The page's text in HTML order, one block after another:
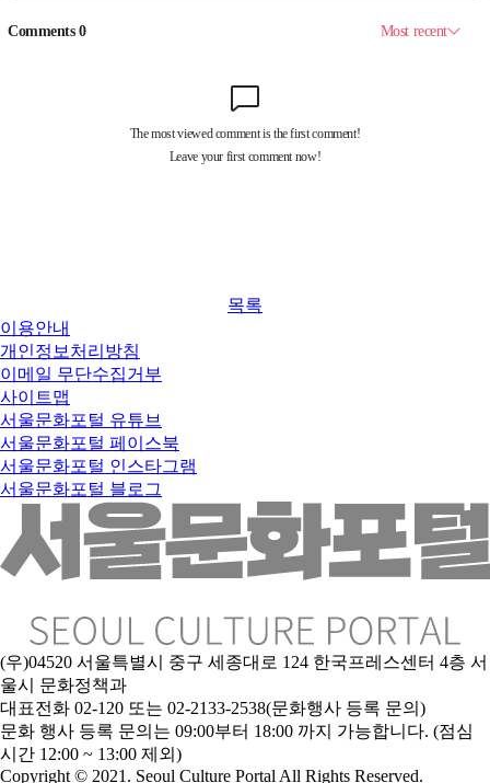
목록
이용안내
개인정보처리방침
이메일 무단수집거부
사이트맵
서울문화포털 유튜브
서울문화포털 페이스북
서울문화포털 인스타그램
서울문화포털 블로그
(우)04520 서울특별시 중구 세종대로 124 한국프레스센터 4층 서
울시 문화정책과
대표전화 02-120 또는 02-2133-2538(문화행사 등록 문의)
문화 행사 등록 문의는 09:00부터 18:00 까지 가능합니다. (점심
시간 12:00 ~ 13:00 제외)
Copyright © 2021. Seoul Culture Portal All Rights Reserved.